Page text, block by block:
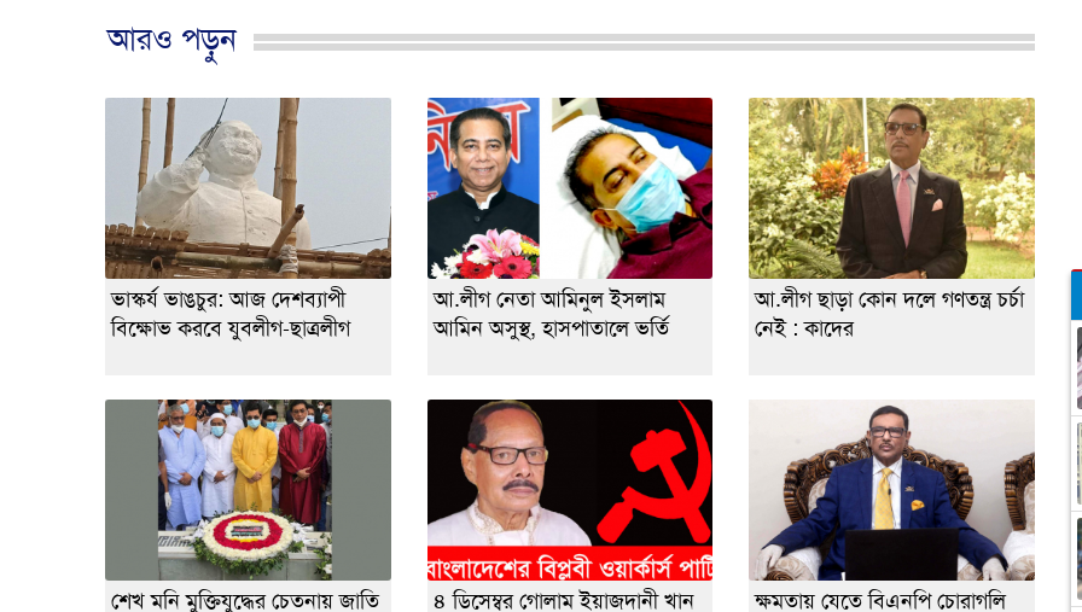
আরও পড়ুন
ভাস্কর্য ভাঙচুর: আজ দেশব্যাপী
বিক্ষোভ করবে যুবলীগ-ছাত্রলীগ
আ.লীগ নেতা আমিনুল ইসলাম
আমিন অসুস্থ, হাসপাতালে ভর্তি
আ.লীগ ছাড়া কোন দলে গণতন্ত্র চর্চা
নেই : কাদের
শেখ মনি মুক্তিযুদ্ধের চেতনায় জাতি
৪ ডিসেম্বর গোলাম ইয়াজদানী খান
ক্ষমতায় যেতে বিএনপি চোরাগলি